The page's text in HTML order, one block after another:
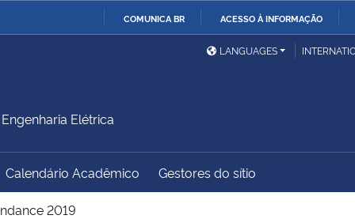
COMUNICA BR ACESSO À INFORMAÇÃO
Ministério da Defesa
Ministério das Relações
Exteriores
Ministério do
Desenvolvimento Regional
Controladoria-Geral da
LANGUAGES
Elétrica
Calendário Acadêmico Gestores do sítio
2019